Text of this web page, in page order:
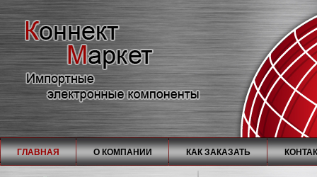
ГЛАВНАЯ О КОМПАНИИ КАК ЗАКАЗАТЬ